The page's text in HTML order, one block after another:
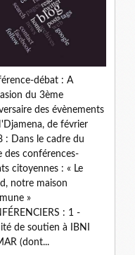
débat : A
du 3ème
des évènements
de février
: Dans le cadre du
des conférences-
citoyennes : « Le
notre maison
»
: 1 -
de soutien à IBNI
(dont...